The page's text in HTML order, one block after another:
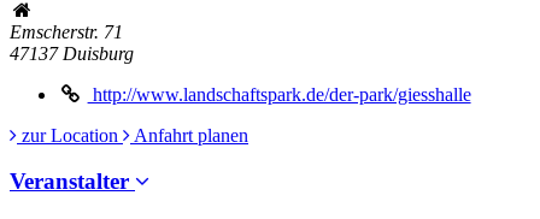
Emscherstr. 71
47137 Duisburg
http://www.landschaftspark.de/der-park/giesshalle
zur Location
Anfahrt planen
Veranstalter